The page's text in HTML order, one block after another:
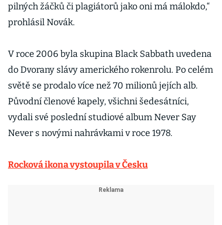
pilných žáčků či plagiátorů jako oni má málokdo,“
prohlásil Novák.
V roce 2006 byla skupina Black Sabbath uvedena
do Dvorany slávy amerického rokenrolu. Po celém
světě se prodalo více než 70 milionů jejích alb.
Původní členové kapely, všichni šedesátníci,
vydali své poslední studiové album Never Say
Never s novými nahrávkami v roce 1978.
Rocková ikona vystoupila v Česku